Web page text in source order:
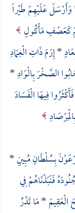
وَأَرْسَلَ عَلَيْهِمْ طَيْراً
كَعَصْفٍ مَأْكُولٍ
*إِرَمَ ذَاتِ الْعِمَادِ
الصَّخْرَ بِالْوَادِ*
فَأَكْثَرُوا فِيهَا الْفَسَادَ
بِسُلْطَانٍ مُبِينٍ*
فَنَبَذْنَاهُمْ فِي
الْعَقِيمَ*مَا تَذَرُ